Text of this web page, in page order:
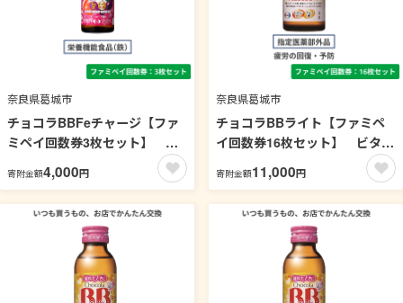
奈良県葛城市
チョコラBBFeチャージ【ファ
ミペイ回数券3枚セット】 ビ
寄附金額4,000円
奈良県葛城市
チョコラBBライト【ファミペ
イ回数券16枚セット】 ビタミ
寄附金額11,000円